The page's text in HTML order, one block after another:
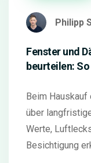
Philipp
Fenster und
beurteilen:
Beim Hauskauf
über
Werte,
Besichtigung